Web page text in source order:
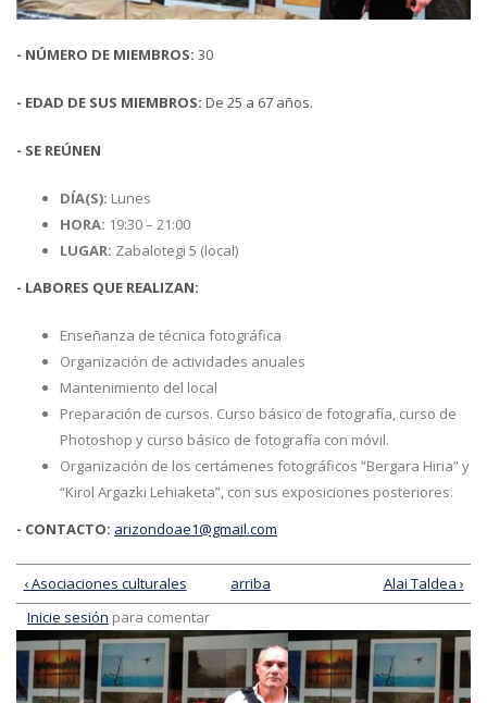
- NÚMERO DE MIEMBROS: 30
- EDAD DE SUS MIEMBROS: De 25 a 67 años.
- SE REÚNEN
DÍA(S): Lunes
HORA: 19:30 – 21:00
LUGAR: Zabalotegi 5 (local)
- LABORES QUE REALIZAN:
Enseñanza de técnica fotográfica
Organización de actividades anuales
Mantenimiento del local
Preparación de cursos. Curso básico de fotografía, curso de
Photoshop y curso básico de fotografía con móvil.
Organización de los certámenes fotográficos “Bergara Hiria” y
“Kirol Argazki Lehiaketa”, con sus exposiciones posteriores.
- CONTACTO: arizondoae1@gmail.com
‹ Asociaciones culturales arriba
Alai Taldea ›
Inicie sesión para comentar